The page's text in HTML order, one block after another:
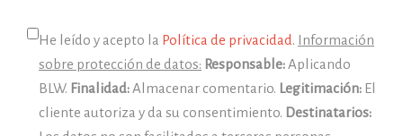
He leído y acepto la Política de privacidad . Información
sobre protección de datos: Responsable:Aplicando
BLW. Finalidad:Almacenar comentario. Legitimación: El
cliente autoriza y da su consentimiento. Destinatarios: